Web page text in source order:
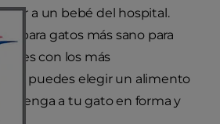
a un bebé del hospital.
para gatos más sano para
con los más
puedes elegir un alimento
a tu gato en forma y